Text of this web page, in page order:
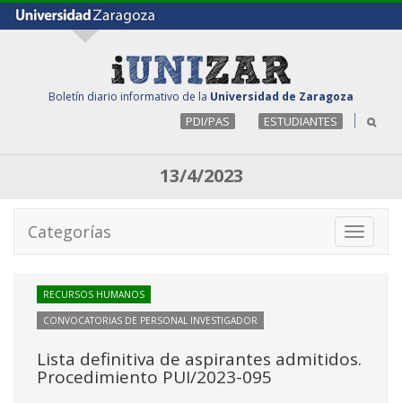
Boletín diario informativo de la Universidad de Zaragoza
PDI/PAS ESTUDIANTES
13/4/2023
Toggle
Categorías
RECURSOS HUMANOS
CONVOCATORIAS DE PERSONAL INVESTIGADOR
Lista definitiva de aspirantes admitidos.
Procedimiento PUI/2023-095